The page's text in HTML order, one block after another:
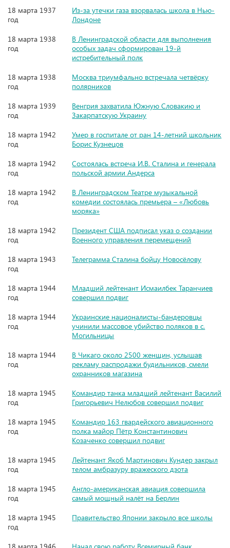
18 марта 1937
год
Из-за утечки газа взорвалась школа в Нью-
Лондоне
18 марта 1938
год
В Ленинградской области для выполнения
особых задач сформирован 19-й
истребительный полк
18 марта 1938
год
Москва триумфально встречала четвёрку
полярников
18 марта 1939
год
Венгрия захватила Южную Словакию и
Закарпатскую Украину
18 марта 1942
год
Умер в госпитале от ран 14-летний школьник
Борис Кузнецов
18 марта 1942
год
Состоялась встреча И.В. Сталина и генерала
польской армии Андерса
18 марта 1942
год
В Ленинградском Театре музыкальной
комедии состоялась премьера – «Любовь
моряка»
18 марта 1942
год
Президент США подписал указ о создании
Военного управления перемещений
18 марта 1943
год
Телеграмма Сталина бойцу Новосёлову
18 марта 1944
год
Младший лейтенант Исмаилбек Таранчиев
совершил подвиг
18 марта 1944
год
Украинские националисты-бандеровцы
учинили массовое убийство поляков в с.
Могильницы
18 марта 1944
год
В Чикаго около 2500 женщин, услышав
рекламу распродажи будильников, смели
охранников магазина
18 марта 1945
год
Командир танка младший лейтенант Василий
Григорьевич Нелюбов совершил подвиг
18 марта 1945
год
Командир 163 гвардейского авиационного
полка майор Пётр Константинович
Козаченко совершил подвиг
18 марта 1945
год
Лейтенант Якоб Мартинович Кундер закрыл
телом амбразуру вражеского дзота
18 марта 1945
год
Англо-американская авиация совершила
самый мощный налёт на Берлин
18 марта 1945
год
Правительство Японии закрыло все школы